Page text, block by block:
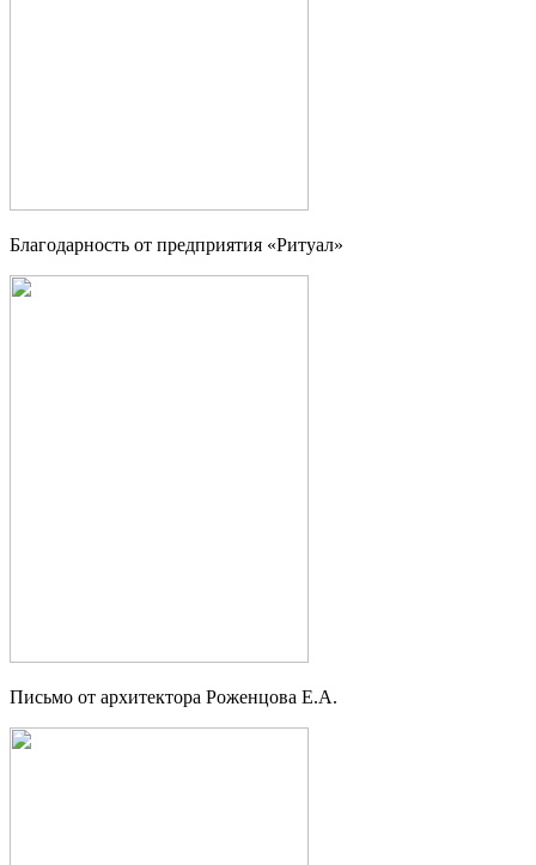
Благодарность от предприятия «Ритуал»
Письмо от архитектора Роженцова Е.А.